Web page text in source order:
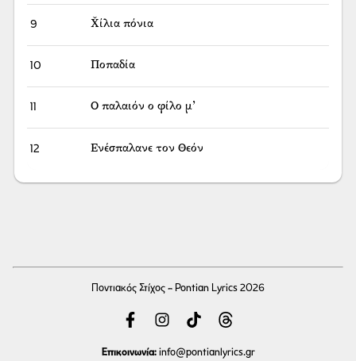
9 Χ̌ίλια πόνια
10 Ποπαδία
11 Ο παλαιόν ο φίλο μ’
12 Ενέσπαλανε τον Θεόν
Ποντιακός Στίχος - Pontian Lyrics 2026
Επικοινωνία: info@pontianlyrics.gr